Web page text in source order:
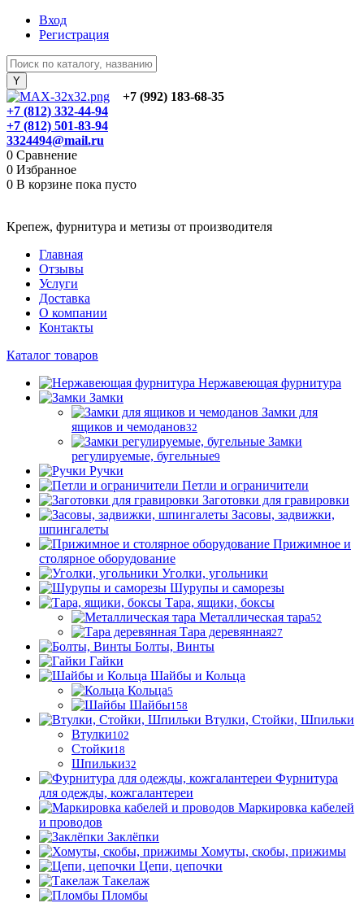
Вход
Регистрация
+7 (992) 183-68-35
+7 (812) 332-44-94
+7 (812) 501-83-94
3324494@mail.ru
0 Сравнение
0 Избранное
0 В корзине пока пусто
Крепеж, фурнитура и метизы от производителя
Главная
Отзывы
Услуги
Доставка
О компании
Контакты
Каталог товаров
Нержавеющая фурнитура
Замки
Замки для
ящиков и чемоданов32
Замки
регулируемые, бугельные9
Ручки
Петли и ограничители
Заготовки для гравировки
Засовы, задвижки,
шпингалеты
Прижимное и
столярное оборудование
Уголки, угольники
Шурупы и саморезы
Тара, ящики, боксы
Металлическая тара52
Тара деревянная27
Болты, Винты
Гайки
Шайбы и Кольца
Кольца5
Шайбы158
Втулки, Стойки, Шпильки
Втулки102
Стойки18
Шпильки32
Фурнитура
для одежды, кожгалантереи
Маркировка кабелей
и проводов
Заклёпки
Хомуты, скобы, прижимы
Цепи, цепочки
Такелаж
Пломбы